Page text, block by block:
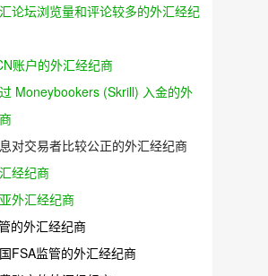
论坛浏览量和评论较多的外汇经纪
账户的外汇经纪商
Moneybookers (Skrill) 入金的外
对交易者比较公正的外汇经纪商
经纪商
外汇经纪商
的外汇经纪商
FSA监管的外汇经纪商